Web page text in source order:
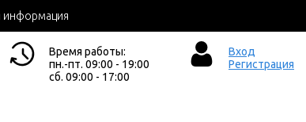
информация
Время работы:
пн.-пт. 09:00 - 19:00
сб. 09:00 - 17:00
Вход
Регистрация